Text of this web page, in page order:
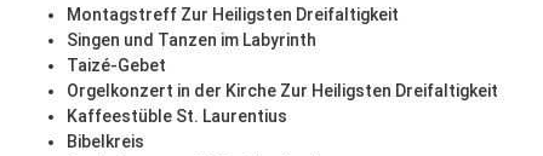
Montagstreff Zur Heiligsten Dreifaltigkeit
Singen und Tanzen im Labyrinth
Taizé-Gebet
Orgelkonzert in der Kirche Zur Heiligsten Dreifaltigkeit
Kaffeestüble St. Laurentius
Bibelkreis